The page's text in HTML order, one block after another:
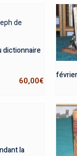
de
dictionnaire
60,00€
la